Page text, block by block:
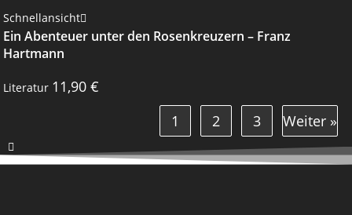
Schnellansicht
Ein Abenteuer unter den Rosenkreuzern – Franz
Hartmann
Literatur 11,90 €
1
2 3 Weiter »